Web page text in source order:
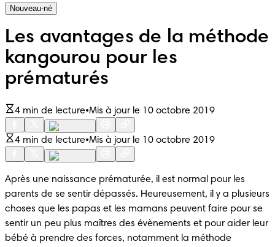
Nouveau-né
Les avantages de la méthode
kangourou pour les
prématurés
4 min de lecture•Mis à jour le 10 octobre 2019
4 min de lecture•Mis à jour le 10 octobre 2019
Après une naissance prématurée, il est normal pour les
parents de se sentir dépassés. Heureusement, il y a plusieurs
choses que les papas et les mamans peuvent faire pour se
sentir un peu plus maîtres des évènements et pour aider leur
bébé à prendre des forces, notamment la méthode